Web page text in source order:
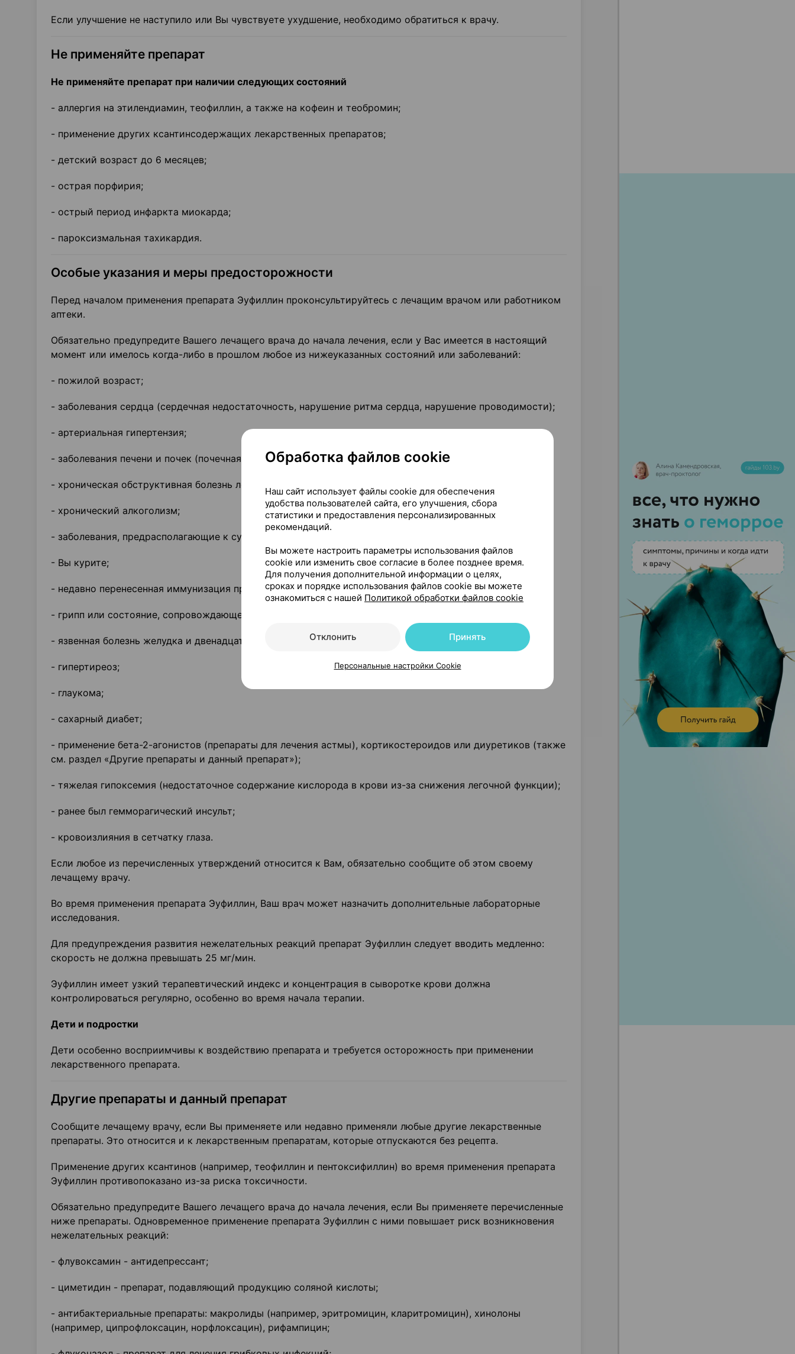
Если улучшение не наступило или Вы чувствуете ухудшение, необходимо обратиться к врачу.
Не применяйте препарат
Не применяйте препарат при наличии следующих состояний
- аллергия на этилендиамин, теофиллин, а также на кофеин и теобромин;
- применение других ксантинсодержащих лекарственных препаратов;
- детский возраст до 6 месяцев;
- острая порфирия;
- острый период инфаркта миокарда;
- пароксизмальная тахикардия.
Особые указания и меры предосторожности
Перед началом применения препарата Эуфиллин проконсультируйтесь с лечащим врачом или работником
аптеки.
Обязательно предупредите Вашего лечащего врача до начала лечения, если у Вас имеется в настоящий
момент или имелось когда-либо в прошлом любое из нижеуказанных состояний или заболеваний:
- пожилой возраст;
- заболевания сердца (сердечная недостаточность, нарушение ритма сердца, нарушение проводимости);
- артериальная гипертензия;
- заболевания печени и почек (почечная или печеночная дисфункция);
- хроническая обструктивная болезнь легких;
- хронический алкоголизм;
- заболевания, предрасполагающие к судорогам;
- Вы курите;
- недавно перенесенная иммунизация против гриппа;
- грипп или состояние, сопровождающееся лихорадкой;
- язвенная болезнь желудка и двенадцатиперстной кишки;
- гипертиреоз;
- глаукома;
- сахарный диабет;
- применение бета-2-агонистов (препараты для лечения астмы), кортикостероидов или диуретиков (также
см. раздел «Другие препараты и данный препарат»);
- тяжелая гипоксемия (недостаточное содержание кислорода в крови из-за снижения легочной функции);
- ранее был гемморагический инсульт;
- кровоизлияния в сетчатку глаза.
Если любое из перечисленных утверждений относится к Вам, обязательно сообщите об этом своему
лечащему врачу.
Во время применения препарата Эуфиллин, Ваш врач может назначить дополнительные лабораторные
исследования.
Для предупреждения развития нежелательных реакций препарат Эуфиллин следует вводить медленно:
скорость не должна превышать 25 мг/мин.
Эуфиллин имеет узкий терапевтический индекс и концентрация в сыворотке крови должна
контролироваться регулярно, особенно во время начала терапии.
Дети и подростки
Дети особенно восприимчивы к воздействию препарата и требуется осторожность при применении
лекарственного препарата.
Другие препараты и данный препарат
Сообщите лечащему врачу, если Вы применяете или недавно применяли любые другие лекарственные
препараты. Это относится и к лекарственным препаратам, которые отпускаются без рецепта.
Применение других ксантинов (например, теофиллин и пентоксифиллин) во время применения препарата
Эуфиллин противопоказано из-за риска токсичности.
Обязательно предупредите Вашего лечащего врача до начала лечения, если Вы применяете перечисленные
ниже препараты. Одновременное применение препарата Эуфиллин с ними повышает риск возникновения
нежелательных реакций:
- флувоксамин - антидепрессант;
- циметидин - препарат, подавляющий продукцию соляной кислоты;
- антибактериальные препараты: макролиды (например, эритромицин, кларитромицин), хинолоны
(например, ципрофлоксацин, норфлоксацин), рифампицин;
Обработка файлов cookie
Наш сайт использует файлы cookie для обеспечения
удобства пользователей сайта, его улучшения, сбора
статистики и предоставления персонализированных
рекомендаций.
Вы можете настроить параметры использования файлов
cookie или изменить свое согласие в более позднее время.
Для получения дополнительной информации о целях,
сроках и порядке использования файлов cookie вы можете
ознакомиться с нашей Политикой обработки файлов cookie
Отклонить Принять
Персональные настройки Cookie